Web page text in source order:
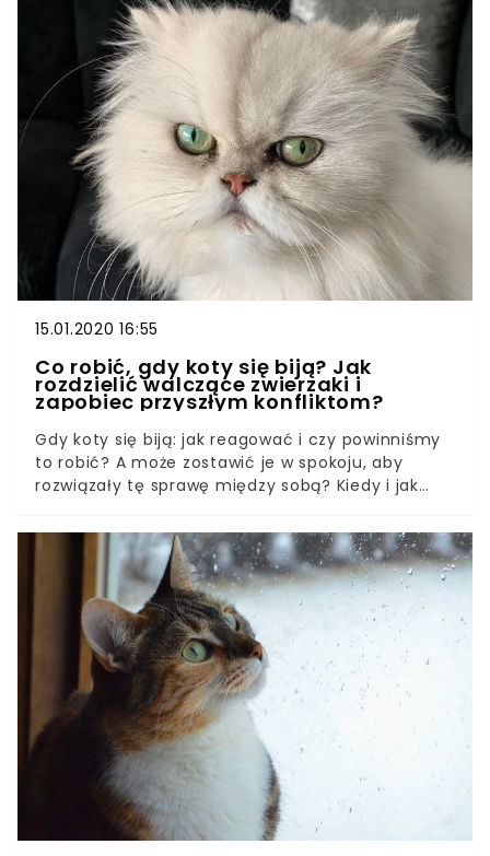
do miski. Jak poradzić sobie ze zwierzakiem, który
jest prawdziwym leniuchem? Przedstawiamy
proste sposoby! Na dobre funkcjonowanie
naszego pupila wpływają nie tylko warunki, w
jakich przebywa, ale również ruch, który powinien
być mu dostarczany regularnie. Dlaczego jest to
tak istotne? Czy chęć do zabawy zmniejsza się
wraz z wiekiem?
15.01.2020 16:55
Co robić, gdy koty się biją? Jak
rozdzielić walczące zwierzaki i
zapobiec przyszłym konfliktom?
Gdy koty się biją: jak reagować i czy powinniśmy
to robić? A może zostawić je w spokoju, aby
rozwiązały tę sprawę między sobą? Kiedy i jak
zwłaszcza dla tych z was, którzy posiadają więcej
niż jednego kota. Taka sytuacja może, choć
wcale nie musi mieć miejsca. Jak się zachować?
Gdy koty się biją warto najpierw zadać sobie
pytanie czy jest to prawdziwa walka na śmierć i
życie, czy raczej niewinna, lecz groźnie
wyglądająca dla nas, zabawa. Posiadanie więcej
niż jednego kota to naprawdę świetny pomysł,
zarówno dla kociaków, jak i dla właściciela. W
końcu to dwa razy więcej puszystych ogonków,
słodkich łapek, mruczenia i przytulania, ale także
dwa razy więcej sierści w domu.